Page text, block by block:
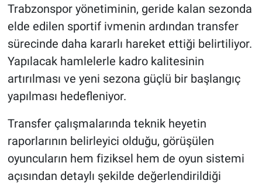
Trabzonspor yönetiminin, geride kalan sezonda
elde edilen sportif ivmenin ardından transfer
sürecinde daha kararlı hareket ettiği belirtiliyor.
Yapılacak hamlelerle kadro kalitesinin
artırılması ve yeni sezona güçlü bir başlangıç
yapılması hedefleniyor.
Transfer çalışmalarında teknik heyetin
raporlarının belirleyici olduğu, görüşülen
oyuncuların hem fiziksel hem de oyun sistemi
açısından detaylı şekilde değerlendirildiği